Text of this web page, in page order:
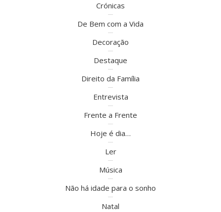
Crónicas
De Bem com a Vida
Decoração
Destaque
Direito da Família
Entrevista
Frente a Frente
Hoje é dia…
Ler
Música
Não há idade para o sonho
Natal